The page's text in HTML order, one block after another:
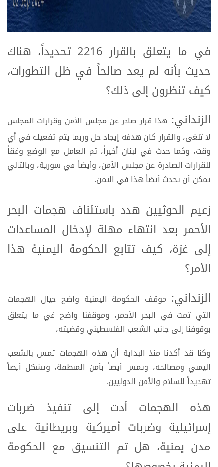
في ما يتعلق بالقرار 2216 تحديداً، هناك
حديث بأنه لم يعد صالحاً في ظل التطورات،
كيف تنظرون إلى ذلك؟
الزنداني: هذا قرار صادر عن مجلس الأمن وقرارات المجلس
لا تلغى، والقرار كان هدفه إيجاد حل وربما يتم تفعيله في أي
وقت، وكما حدث في لبنان أخيراً، تم العامل مع الوضع وفقاً
للقرارات الصادرة عن مجلس الأمن، وأيضاً في سورية، وبالتالي
يمكن أن يحدث أيضاً هذا في اليمن.
زعيم الحوثيين هدد باستئناف هجمات البحر
الأحمر بعد انتهاء مهلة لإدخال المساعدات
إلى غزة، كيف تتابع الحكومة اليمنية هذا
الأمر؟
الزنداني: موقف الحكومة اليمنية واضح حيال الهجمات
التي تمت في البحر الأحمر، وموقفنا واضح في ما يتعلق
بوقوفنا إلى جانب الشعب الفلسطيني وقضيته،
وكنا قد أكدنا منذ البداية أن هذه الهجمات تمس بالشعب
اليمني ومصالحه، وتمس أيضاً بأمن المنطقة، وتشكل أيضاً
تهديداً للسلام والأمن الدوليين.
هذه الهجمات أدت إلى تنفيذ ضربات
إسرائيلية وضربات أميركية وبريطانية على
مدن يمنية، هل تم التنسيق مع الحكومة